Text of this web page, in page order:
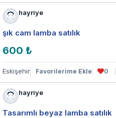
hayriye
şık cam lamba satılık
600 ₺
Eskişehir Favorilerime Ekle 0
hayriye
Tasarımlı beyaz lamba satılık